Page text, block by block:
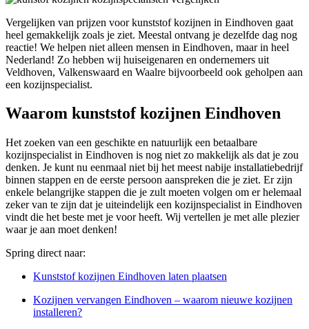
Vergelijken van prijzen voor kunststof kozijnen in Eindhoven gaat
heel gemakkelijk zoals je ziet. Meestal ontvang je dezelfde dag nog
reactie! We helpen niet alleen mensen in Eindhoven, maar in heel
Nederland! Zo hebben wij huiseigenaren en ondernemers uit
Veldhoven, Valkenswaard en Waalre bijvoorbeeld ook geholpen aan
een kozijnspecialist.
Waarom kunststof kozijnen Eindhoven
Het zoeken van een geschikte en natuurlijk een betaalbare
kozijnspecialist in Eindhoven is nog niet zo makkelijk als dat je zou
denken. Je kunt nu eenmaal niet bij het meest nabije installatiebedrijf
binnen stappen en de eerste persoon aanspreken die je ziet. Er zijn
enkele belangrijke stappen die je zult moeten volgen om er helemaal
zeker van te zijn dat je uiteindelijk een kozijnspecialist in Eindhoven
vindt die het beste met je voor heeft. Wij vertellen je met alle plezier
waar je aan moet denken!
Spring direct naar:
Kunststof kozijnen Eindhoven laten plaatsen
Kozijnen vervangen Eindhoven – waarom nieuwe kozijnen
installeren?